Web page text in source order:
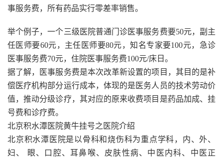
事服务费，所有药品实行零差率销售。
举个例子，一个三级医院普通门诊医事服务费要50元，副主
任医师要60元，主任医师要80元，知名专家要100元，急诊
医事服务费70元，住院医事服务费100元/床日。
据了解，医事服务费是本次改革新设置的项目，其目的是补
偿医疗机构部分运行成本，体现的是医务人员的技术劳动价
值，推动分级诊疗，其对应的原来收费项目是药品加成、挂
号费和诊疗费。
北京积水潭医院黄牛挂号之医院介绍
北京积水潭医院是以骨科和烧伤科为重点学科，内、外、
妇、 眼、口腔、耳鼻喉、皮肤性病、中医内科、中医正